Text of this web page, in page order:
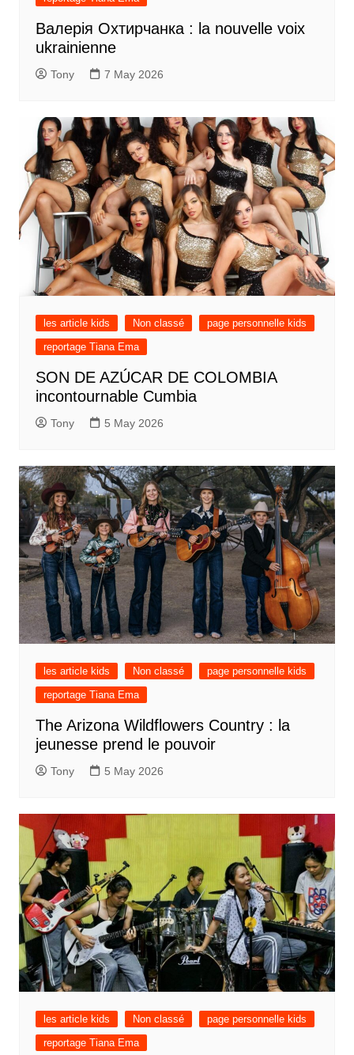
Валерія Охтирчанка : la nouvelle voix
ukrainienne
Tony 7 May 2026
les article kids Non classé
page personnelle kids
reportage Tiana Ema
SON DE AZÚCAR DE COLOMBIA
incontournable Cumbia
Tony 5 May 2026
les article kids Non classé
page personnelle kids
reportage Tiana Ema
The Arizona Wildflowers Country : la
jeunesse prend le pouvoir
Tony 5 May 2026
les article kids Non classé
page personnelle kids
reportage Tiana Ema